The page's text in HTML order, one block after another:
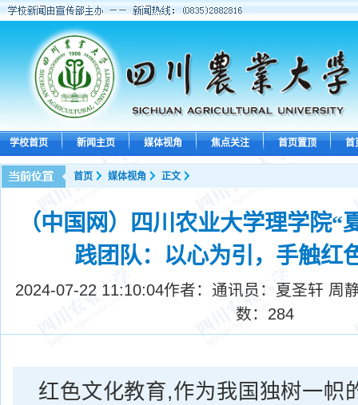
学校首页 新闻主页 媒体视角 焦点关注 首页置顶 首
首页 媒体视角 正文
（中国网）四川农业大学理学院“
践团队：以心为引，手触红
2024-07-22 11:10:04作者：​通讯员：夏圣轩 周
数： 284
红色文化教育,作为我国独树一帜